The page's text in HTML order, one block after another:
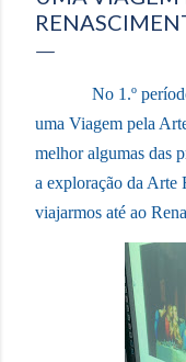
No 1.º
uma Viagem pela
melhor algumas das
a exploração da Arte
viajarmos até ao